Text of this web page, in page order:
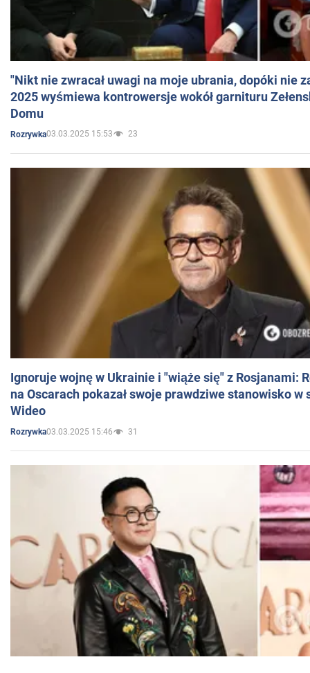
"Nikt nie zwracał uwagi na moje ubrania, dopóki nie
2025 wyśmiewa kontrowersje wokół garnituru
Domu
Rozrywka03.03.2025 15:53 23
Ignoruje wojnę w Ukrainie i "wiąże się" z Rosjanami:
na Oscarach pokazał swoje prawdziwe stanowisko w
Wideo
Rozrywka03.03.2025 15:46 31